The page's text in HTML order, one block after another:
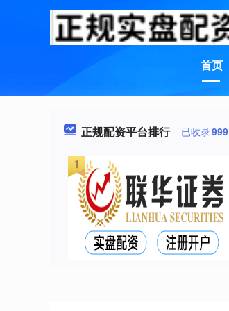
首页
正规配资平台排行 已收录999